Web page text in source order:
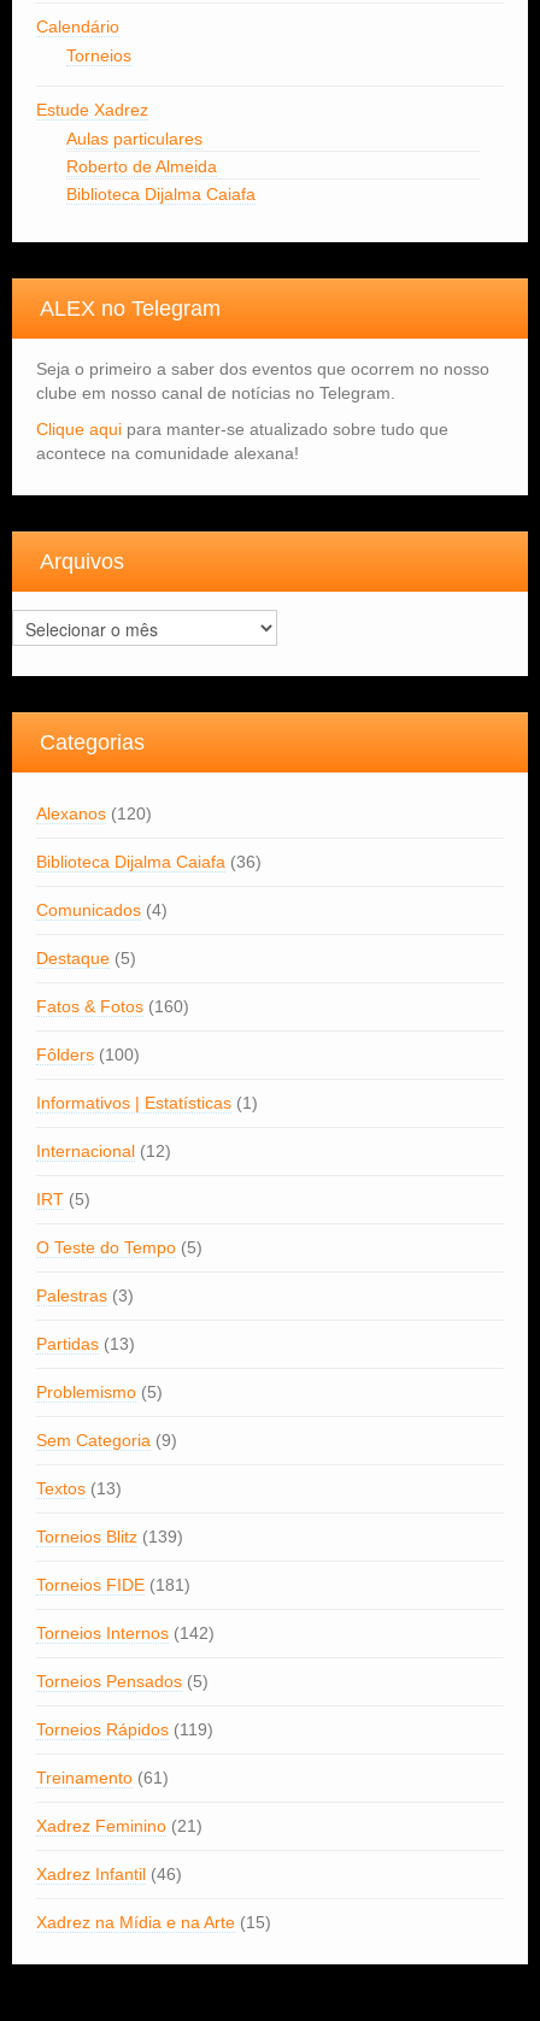
Calendário
Torneios
Estude Xadrez
Aulas particulares
Roberto de Almeida
Biblioteca Dijalma Caiafa
ALEX no Telegram
Seja o primeiro a saber dos eventos que ocorrem no nosso
clube em nosso canal de notícias no Telegram.
Clique aqui para manter-se atualizado sobre tudo que
acontece na comunidade alexana!
Arquivos
Arquivos
Categorias
Alexanos (120)
Biblioteca Dijalma Caiafa (36)
Comunicados (4)
Destaque (5)
Fatos & Fotos (160)
Fôlders (100)
Informativos | Estatísticas (1)
Internacional (12)
IRT (5)
O Teste do Tempo (5)
Palestras (3)
Partidas (13)
Problemismo (5)
Sem Categoria (9)
Textos (13)
Torneios Blitz (139)
Torneios FIDE (181)
Torneios Internos (142)
Torneios Pensados (5)
Torneios Rápidos (119)
Treinamento (61)
Xadrez Feminino (21)
Xadrez Infantil (46)
Xadrez na Mídia e na Arte (15)